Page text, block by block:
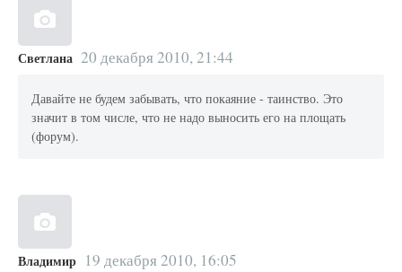
Светлана 20 декабря 2010, 21:44
Давайте не будем забывать, что покаяние - таинство. Это
значит в том числе, что не надо выносить его на площать
(форум).
Владимир 19 декабря 2010, 16:05